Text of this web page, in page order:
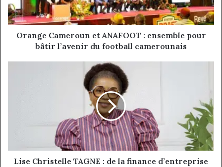
pour
bâtir
l’avenir
Orange Cameroun et ANAFOOT : ensemble pour
bâtir l’avenir du football camerounais
à
l’excellence
Lise Christelle TAGNE : de la finance d’entreprise